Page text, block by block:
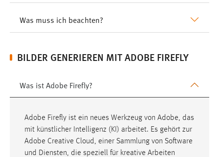
Was muss ich beachten?
BILDER GENERIEREN MIT ADOBE FIREFLY
Was ist Adobe Firefly?
Adobe Firefly ist ein neues Werkzeug von Adobe, das
mit künstlicher Intelligenz (KI) arbeitet. Es gehört zur
Adobe Creative Cloud, einer Sammlung von Software
und Diensten, die speziell für kreative Arbeiten
verwendet, um personalisierte Werbung anzuzeigen.
Sie tun dies, indem sie Besucher über Websites
Google Ads
_gcl_au
Anbieter:
Zweck:
Conversion-Tracking